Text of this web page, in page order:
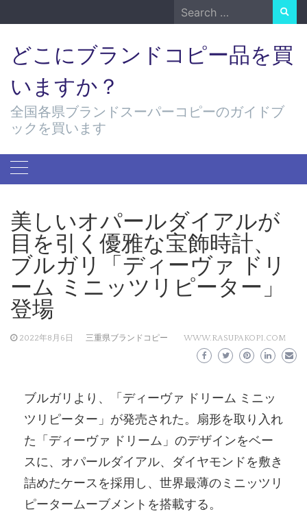
to
Search
for:
どこにブランドコピー品を買
いますか？
全国各県ブランドスーパーコピーのガイドブ
ックを買います
美しいオパールダイアルが
目を引く優雅な宝飾時計、
ブルガリ「ディーヴァ ドリ
ーム ミニッツリピーター」
登場
2022年8月6日 三重県ブランドコピー WWW.RASUPAKOPI.COM
ブルガリより、「ディーヴァ ドリーム ミニッ
ツリピーター」が発売された。扇形を取り入れ
た「ディーヴァ ドリーム」のデザインをベー
スに、オパールダイアル、ダイヤモンドを敷き
詰めたケースを採用し、世界最薄のミニッツリ
ピータームーブメントを搭載する。